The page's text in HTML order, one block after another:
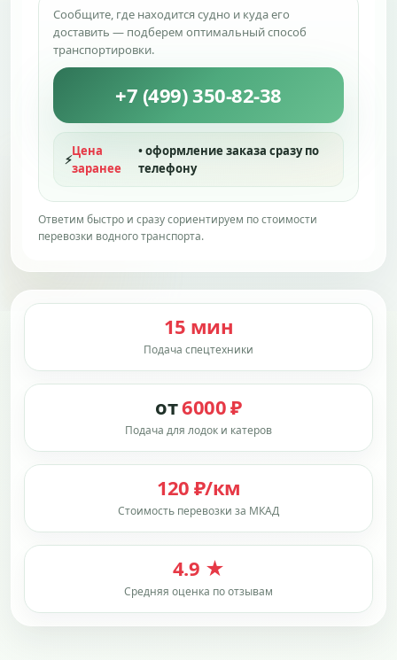
Сообщите, где находится судно и куда его
доставить — подберем оптимальный способ
транспортировки.
+7 (499) 350-82-38
⚡
Цена
заранее
• оформление заказа сразу по
телефону
Ответим быстро и сразу сориентируем по стоимости
перевозки водного транспорта.
15 мин
Подача спецтехники
от6000 ₽
Подача для лодок и катеров
120 ₽/км
Стоимость перевозки за МКАД
4.9 ★
Средняя оценка по отзывам